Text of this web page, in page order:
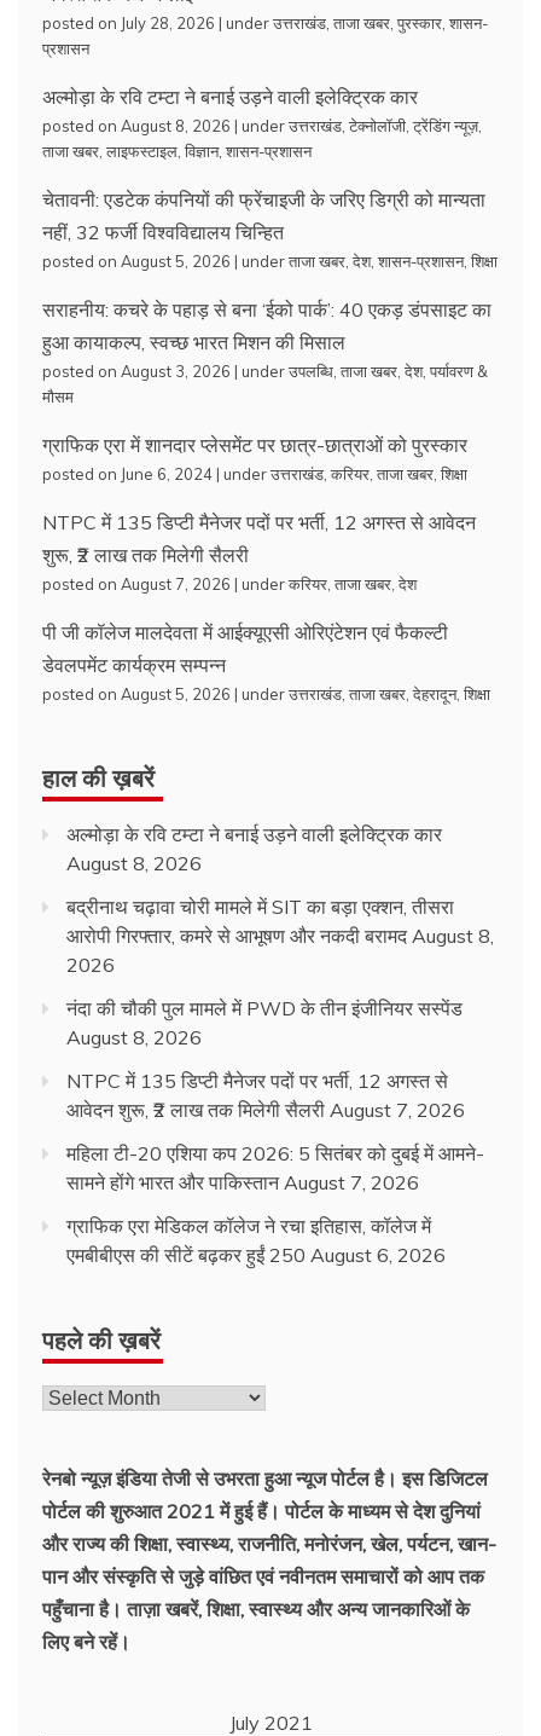
posted on July 28, 2026 | underउत्तराखंड ताजा खबर पुरस्कार शासन-
प्रशासन
अल्मोड़ा के रवि टम्टा ने बनाई उड़ने वाली इलेक्ट्रिक कार
posted on August 8, 2026 | underउत्तराखंड टेक्नोलॉजी ट्रेंडिंग न्यूज़,
ताजा खबर लाइफस्टाइल विज्ञान, शासन-प्रशासन
चेतावनी: एडटेक कंपनियों की फ्रेंचाइजी के जरिए डिग्री को मान्यता
नहीं, 32 फर्जी विश्वविद्यालय चिन्हित
posted on August 5, 2026 | underताजा खबर देश, शासन-प्रशासन, शिक्षा
सराहनीय: कचरे के पहाड़ से बना ‘ईको पार्क’: 40 एकड़ डंपसाइट का
हुआ कायाकल्प, स्वच्छ भारत मिशन की मिसाल
posted on August 3, 2026 | underउपलब्धि ताजा खबर देश, पर्यावरण &
मौसम
ग्राफिक एरा में शानदार प्लेसमेंट पर छात्र-छात्राओं को पुरस्कार
posted on June 6, 2024 | underउत्तराखंड करियर ताजा खबर शिक्षा
NTPC में 135 डिप्टी मैनेजर पदों पर भर्ती, 12 अगस्त से आवेदन
शुरू, ₹2 लाख तक मिलेगी सैलरी
posted on August 7, 2026 | underकरियर ताजा खबर देश
पी जी कॉलेज मालदेवता में आईक्यूएसी ओरिएंटेशन एवं फैकल्टी
डेवलपमेंट कार्यक्रम सम्पन्न
posted on August 5, 2026 | underउत्तराखंड ताजा खबर देहरादून, शिक्षा
हाल की ख़बरें
अल्मोड़ा के रवि टम्टा ने बनाई उड़ने वाली इलेक्ट्रिक कार
August 8, 2026
बद्रीनाथ चढ़ावा चोरी मामले में SIT का बड़ा एक्शन, तीसरा
आरोपी गिरफ्तार, कमरे से आभूषण और नकदी बरामद August 8,
2026
नंदा की चौकी पुल मामले में PWD के तीन इंजीनियर सस्पेंड
August 8, 2026
NTPC में 135 डिप्टी मैनेजर पदों पर भर्ती, 12 अगस्त से
आवेदन शुरू, ₹2 लाख तक मिलेगी सैलरी August 7, 2026
महिला टी-20 एशिया कप 2026: 5 सितंबर को दुबई में आमने-
सामने होंगे भारत और पाकिस्तान August 7, 2026
ग्राफिक एरा मेडिकल कॉलेज ने रचा इतिहास, कॉलेज में
एमबीबीएस की सीटें बढ़कर हुईं 250 August 6, 2026
पहले की ख़बरें
रेनबो न्यूज़ इंडिया तेजी से उभरता हुआ न्‍यूज पोर्टल है। इस डिजिटल
पोर्टल की शुरुआत 2021 में हुई हैं। पोर्टल के माध्यम से देश दुनियां
और राज्य की शिक्षा, स्वास्थ्य, राजनीति, मनोरंजन, खेल, पर्यटन, खान-
पान और संस्कृति से जुड़े वांछित एवं नवीनतम समाचारों को आप तक
पहुँचाना है। ताज़ा खबरें, शिक्षा, स्वास्थ्य और अन्य जानकारिओं के
लिए बने रहें।
July 2021